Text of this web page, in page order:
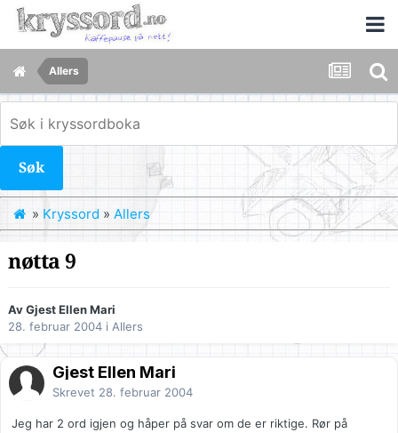
Allers
Søk
» Kryssord » Allers
nøtta 9
Av Gjest Ellen Mari
28. februar 2004 i Allers
Gjest Ellen Mari
Skrevet 28. februar 2004
Jeg har 2 ord igjen og håper på svar om de er riktige. Rør på